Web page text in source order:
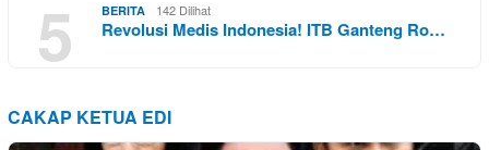
5 BERITA 142 Dilihat
Revolusi Medis Indonesia! ITB Ganteng Ro…
CAKAP KETUA EDI